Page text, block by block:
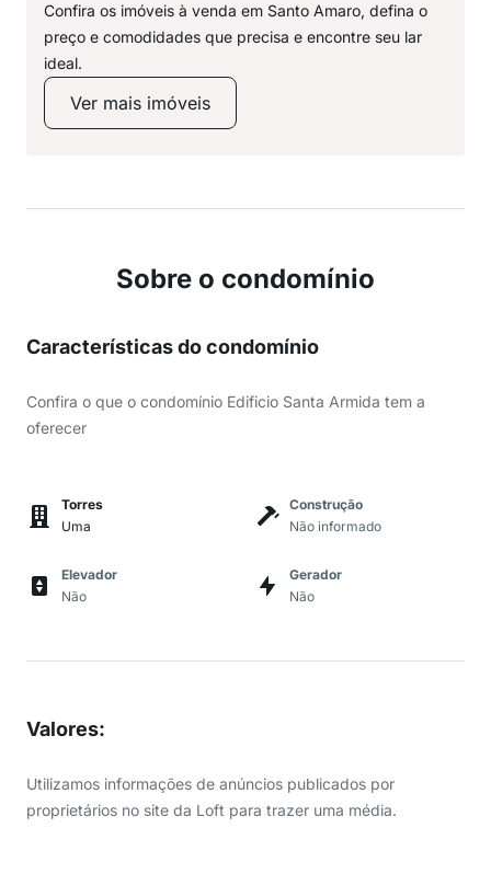
Confira os imóveis à venda em Santo Amaro, defina o
preço e comodidades que precisa e encontre seu lar
ideal.
Ver mais imóveis
Sobre o condomínio
Características do condomínio
Confira o que o condomínio Edificio Santa Armida tem a
oferecer
Torres
Uma
Construção
Não informado
Elevador
Não
Gerador
Não
Valores:
Utilizamos informações de anúncios publicados por
proprietários no site da Loft para trazer uma média.